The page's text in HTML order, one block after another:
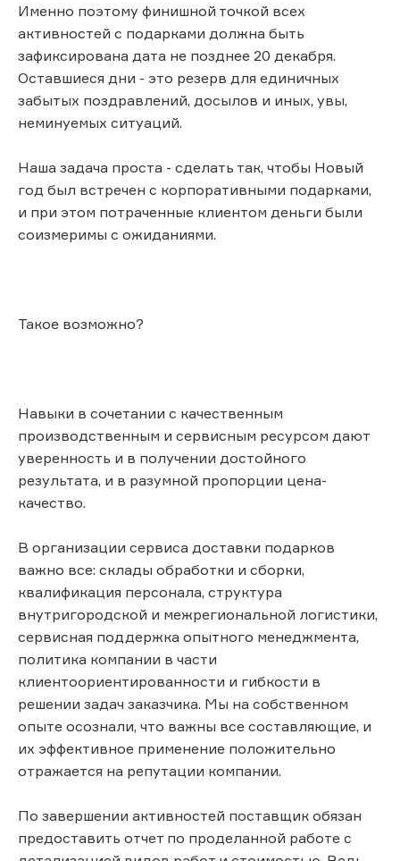
Именно поэтому финишной точкой всех
активностей с подарками должна быть
зафиксирована дата не позднее 20 декабря.
Оставшиеся дни - это резерв для единичных
забытых поздравлений, досылов и иных, увы,
неминуемых ситуаций.
Наша задача проста - сделать так, чтобы Новый
год был встречен с корпоративными подарками,
и при этом потраченные клиентом деньги были
соизмеримы с ожиданиями.
Такое возможно?
Навыки в сочетании с качественным
производственным и сервисным ресурсом дают
уверенность и в получении достойного
результата, и в разумной пропорции цена-
качество.
В организации сервиса доставки подарков
важно все: склады обработки и сборки,
квалификация персонала, структура
внутригородской и межрегиональной логистики,
сервисная поддержка опытного менеджмента,
политика компании в части
клиентоориентированности и гибкости в
решении задач заказчика. Мы на собственном
опыте осознали, что важны все составляющие, и
их эффективное применение положительно
отражается на репутации компании.
По завершении активностей поставщик обязан
предоставить отчет по проделанной работе с